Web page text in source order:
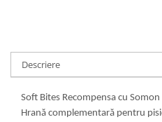
Descriere
Soft Bites Recompensa cu Somon
Hrană complementară pentru